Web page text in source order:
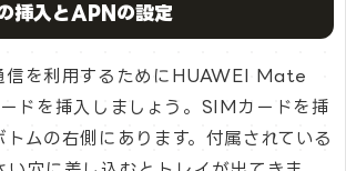
挿入とAPNの設定
信を利用するためにHUAWEI Mate
ドを挿入しましょう。SIMカードを挿
トムの右側にあります。付属されている